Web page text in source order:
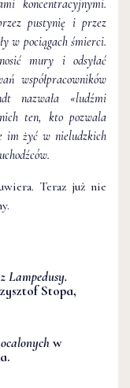
koncentracyjnymi.
pustynię i przez
w pociągach śmierci.
mury i odsyłać
współpracowników
nazwała «ludźmi
ten, kto pozwala
im żyć w nieludzkich
Teraz już nie
Lampedusy.
Stopa,
w